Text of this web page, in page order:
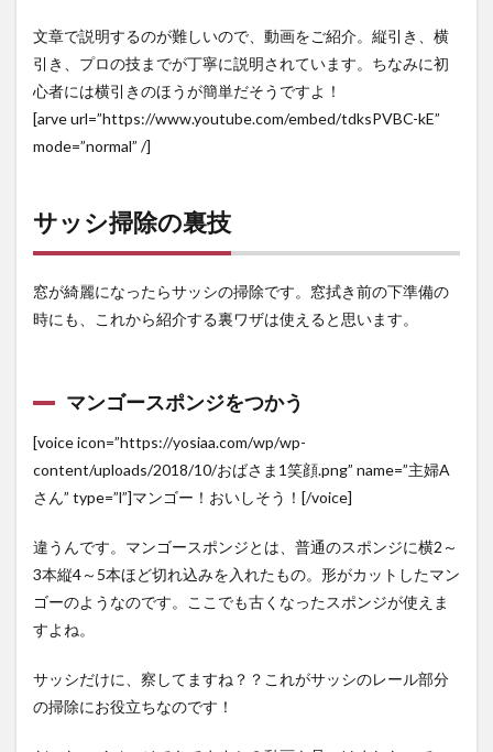
文章で説明するのが難しいので、動画をご紹介。縦引き、横
引き、プロの技までが丁寧に説明されています。ちなみに初
心者には横引きのほうが簡単だそうですよ！
[arve url=”https://www.youtube.com/embed/tdksPVBC-kE”
mode=”normal” /]
サッシ掃除の裏技
窓が綺麗になったらサッシの掃除です。窓拭き前の下準備の
時にも、これから紹介する裏ワザは使えると思います。
マンゴースポンジをつかう
[voice icon=”https://yosiaa.com/wp/wp-
content/uploads/2018/10/おばさま1笑顔.png” name=”主婦A
さん” type=”l”]マンゴー！おいしそう！[/voice]
違うんです。マンゴースポンジとは、普通のスポンジに横2～
3本縦4～5本ほど切れ込みを入れたもの。形がカットしたマン
ゴーのようなのです。ここでも古くなったスポンジが使えま
すよね。
サッシだけに、察してますね？？これがサッシのレール部分
の掃除にお役立ちなのです！